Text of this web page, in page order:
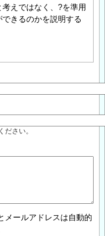
えではなく、?を準用
きるのかを説明する
ださい。
メールアドレスは自動的